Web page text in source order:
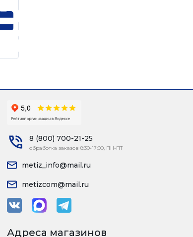
8 (800) 700-21-25
обработка заказов 8:30-17:00, ПН-ПТ
metiz_info@mail.ru
metizcom@mail.ru
Адреса магазинов